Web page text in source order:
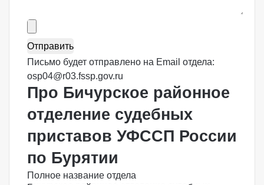
Письмо будет отправлено на Email отдела:
osp04@r03.fssp.gov.ru
Про Бичурское районное
отделение судебных
приставов УФССП России
по Бурятии
Полное название отдела